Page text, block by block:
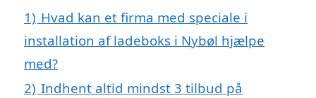
1) Hvad kan et firma med speciale i
installation af ladeboks i Nybøl hjælpe
med?
2) Indhent altid mindst 3 tilbud på